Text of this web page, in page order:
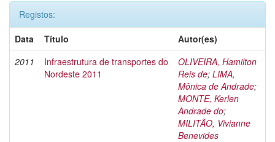
Registos:
Data
Título
Autor(es)
2011
Infraestrutura de transportes do
Nordeste 2011
OLIVEIRA, Hamilton
Reis de; LIMA,
Mônica de Andrade;
MONTE, Kerlen
Andrade do;
MILITÃO, Vivianne
Benevides